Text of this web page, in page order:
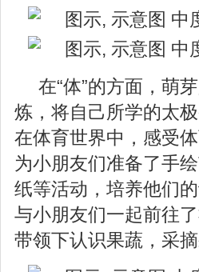
在“体”的方面，萌
炼，将自己所学的太
在体育世界中，感受
为小朋友们准备了手
纸等活动，培养他们
与小朋友们一起前往
带领下认识果蔬，采